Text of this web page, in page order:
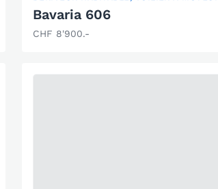
Bavaria 606
CHF 8'900.-